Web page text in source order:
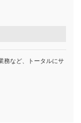
務など、トータルにサ